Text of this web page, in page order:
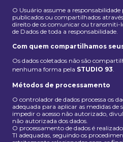
O Usuário assume a responsabilidade
publicados ou compartilhados
direito de os comunicar ou transmiti-
de Dados de toda a responsabilidade.
Com quem compartilhamos
Os dados coletados não são
nenhuma forma pela STUDIO 93.
Métodos de processamento
O controlador de dados processa os
adequada para aplicar as medidas de
impedir o acesso não autorizado,
não autorizada dos dados.
O processamento de dados é
TI adequadas, seguindo os